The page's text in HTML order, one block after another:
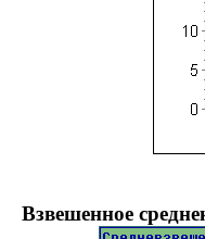
Взвешенное